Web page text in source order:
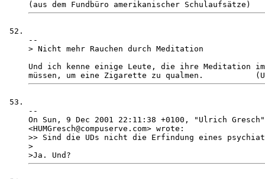
--
> Nicht mehr Rauchen durch Meditation
Und ich kenne einige Leute, die ihre Meditation
--
On Sun, 9 Dec 2001 22:11:38 +0100, "Ulrich
<HUMGresch@compuserve.com> wrote:
>> Sind die UDs nicht die Erfindung eines
>